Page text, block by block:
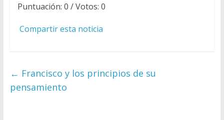
Puntuación: 0 / Votos: 0
Compartir esta noticia
← Francisco y los principios de su
pensamiento